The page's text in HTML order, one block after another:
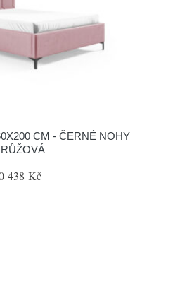
CM - ČERNÉ NOHY
RŮŽOVÁ
438 Kč